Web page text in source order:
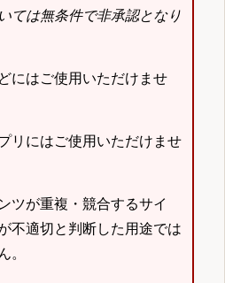
ては無条件で非承認となり
にはご使用いただけませ
リにはご使用いただけませ
ツが重複・競合するサイ
不適切と判断した用途では
。